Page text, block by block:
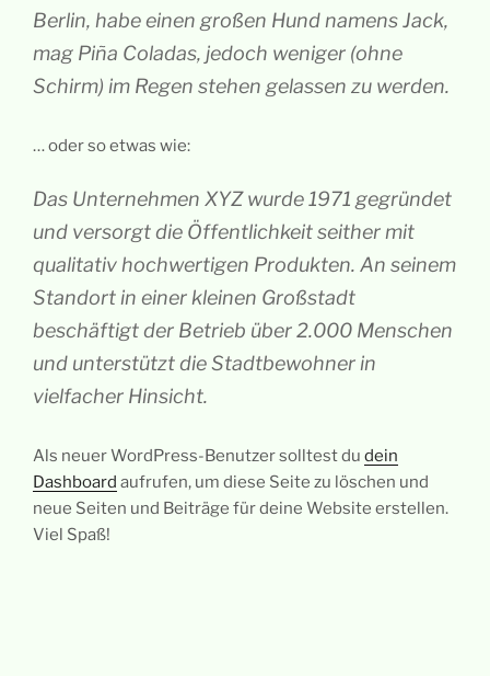
Berlin, habe einen großen Hund namens Jack,
mag Piña Coladas, jedoch weniger (ohne
Schirm) im Regen stehen gelassen zu werden.
… oder so etwas wie:
Das Unternehmen XYZ wurde 1971 gegründet
und versorgt die Öffentlichkeit seither mit
qualitativ hochwertigen Produkten. An seinem
Standort in einer kleinen Großstadt
beschäftigt der Betrieb über 2.000 Menschen
und unterstützt die Stadtbewohner in
vielfacher Hinsicht.
Als neuer WordPress-Benutzer solltest du dein
Dashboard aufrufen, um diese Seite zu löschen und
neue Seiten und Beiträge für deine Website erstellen.
Viel Spaß!